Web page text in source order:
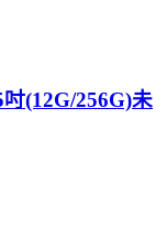
(12G/256G)未